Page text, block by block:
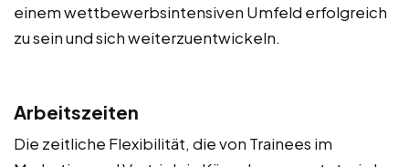
einem wettbewerbsintensiven Umfeld erfolgreich
zu sein und sich weiterzuentwickeln.
Arbeitszeiten
Die zeitliche Flexibilität, die von Trainees im